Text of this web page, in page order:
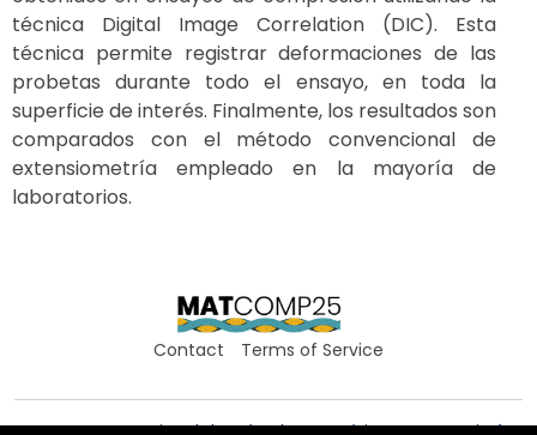
técnica Digital Image Correlation (DIC). Esta
técnica permite registrar deformaciones de las
probetas durante todo el ensayo, en toda la
superficie de interés. Finalmente, los resultados son
comparados con el método convencional de
extensiometría empleado en la mayoría de
laboratorios.
Contact Terms of Service